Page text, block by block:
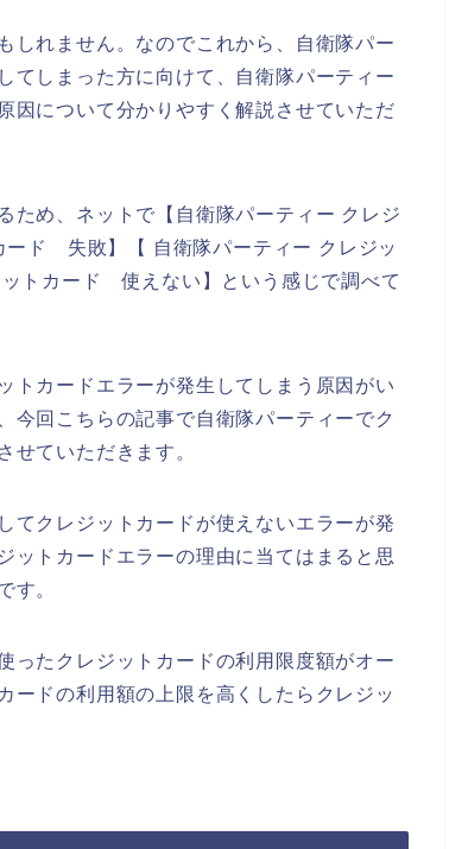
しれません。なのでこれから、自衛隊パー
てしまった方に向けて、自衛隊パーティー
因について分かりやすく解説させていただ
ため、ネットで【自衛隊パーティー クレジ
ード 失敗】【 自衛隊パーティー クレジッ
トカード 使えない】という感じで調べて
トカードエラーが発生してしまう原因がい
今回こちらの記事で自衛隊パーティーでク
せていただきます。
てクレジットカードが使えないエラーが発
ットカードエラーの理由に当てはまると思
す。
ったクレジットカードの利用限度額がオー
ードの利用額の上限を高くしたらクレジッ